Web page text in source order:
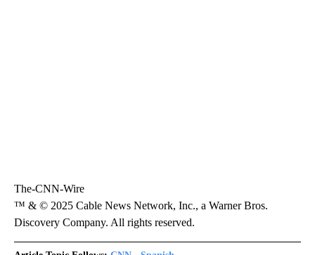
The-CNN-Wire
™ & © 2025 Cable News Network, Inc., a Warner Bros.
Discovery Company. All rights reserved.